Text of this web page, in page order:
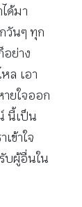
ด้มา
วันๆ ทุก
อย่าง
ล เอา
ายใจออก
นี้เป็น
ข้าใจ
บผู้อื่นใน